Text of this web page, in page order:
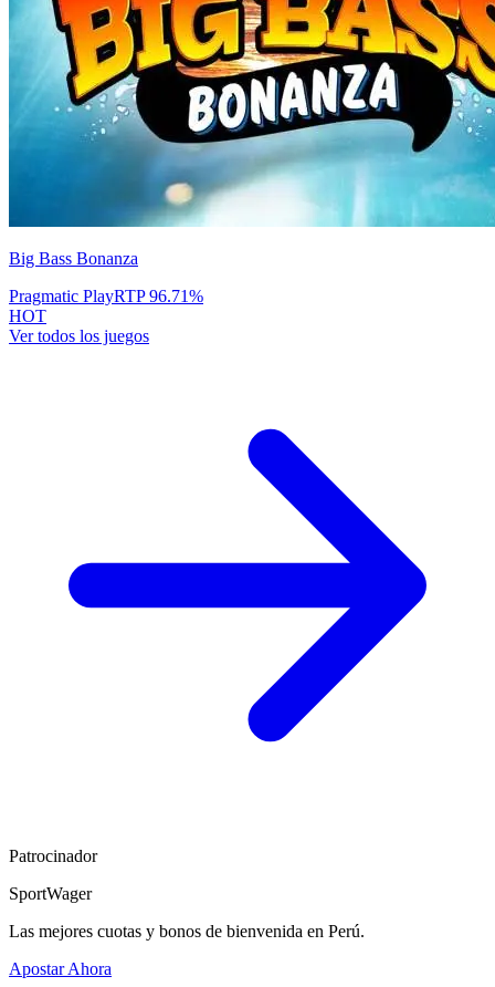
Big Bass Bonanza
Pragmatic PlayRTP96.71%
HOT
Ver todos los juegos
Patrocinador
SportWager
Las mejores cuotas y bonos de bienvenida en Perú.
Apostar Ahora